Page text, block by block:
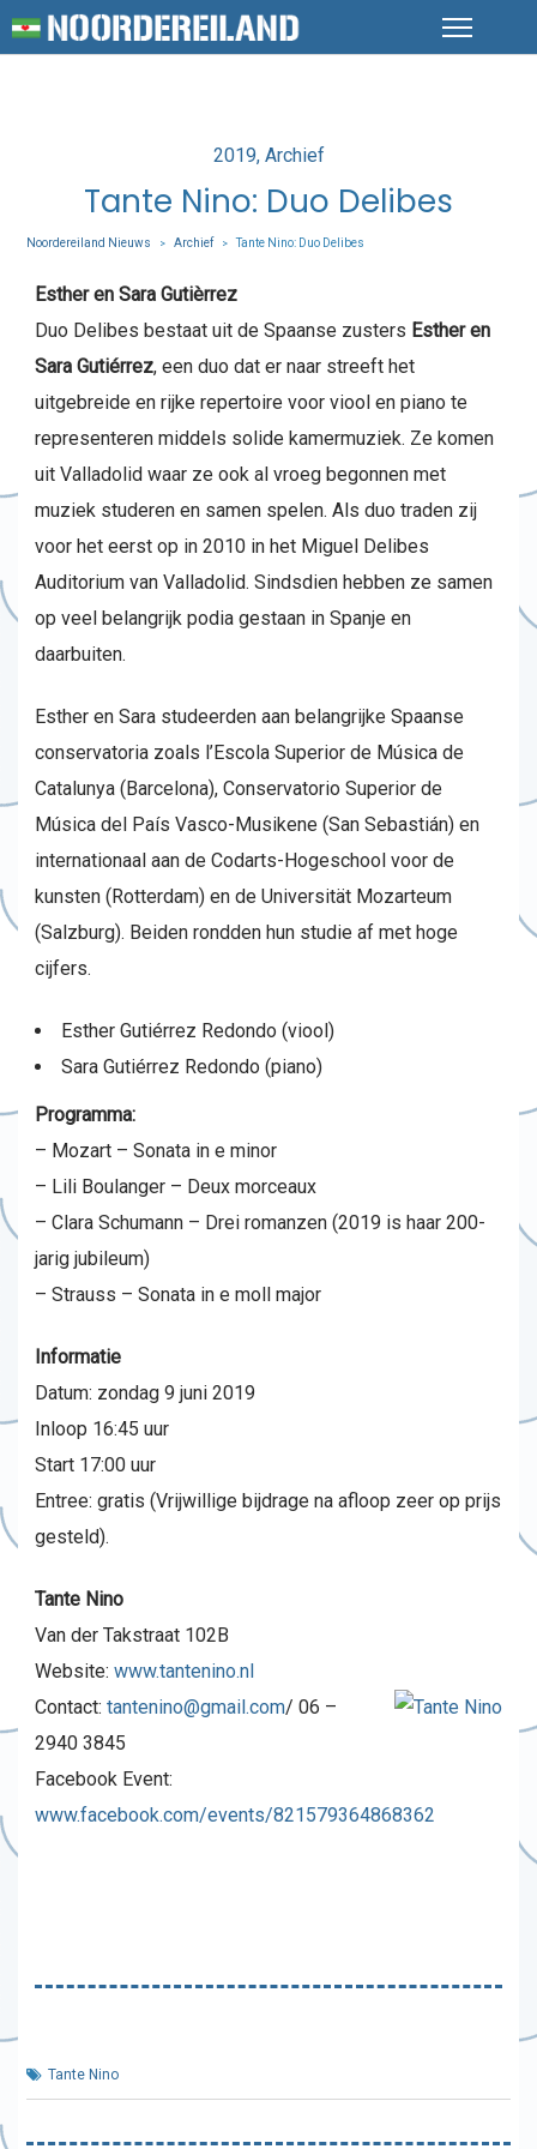
Posted
2019 Archief
Tante Nino: Duo Delibes
Noordereiland Nieuws > Archief > Tante Nino: Duo Delibes
Esther en Sara Gutièrrez
Duo Delibes bestaat uit de Spaanse zusters Esther en
Sara Gutiérrez, een duo dat er naar streeft het
uitgebreide en rijke repertoire voor viool en piano te
representeren middels solide kamermuziek. Ze komen
uit Valladolid waar ze ook al vroeg begonnen met
muziek studeren en samen spelen. Als duo traden zij
voor het eerst op in 2010 in het Miguel Delibes
Auditorium van Valladolid. Sindsdien hebben ze samen
op veel belangrijk podia gestaan in Spanje en
daarbuiten.
Esther en Sara studeerden aan belangrijke Spaanse
conservatoria zoals l’Escola Superior de Música de
Catalunya (Barcelona), Conservatorio Superior de
Música del País Vasco-Musikene (San Sebastián) en
internationaal aan de Codarts-Hogeschool voor de
kunsten (Rotterdam) en de Universität Mozarteum
(Salzburg). Beiden rondden hun studie af met hoge
cijfers.
Esther Gutiérrez Redondo (viool)
Sara Gutiérrez Redondo (piano)
Programma:
– Mozart – Sonata in e minor
– Lili Boulanger – Deux morceaux
– Clara Schumann – Drei romanzen (2019 is haar 200-
jarig jubileum)
– Strauss – Sonata in e moll major
Informatie
Datum: zondag 9 juni 2019
Inloop 16:45 uur
Start 17:00 uur
Entree: gratis (Vrijwillige bijdrage na afloop zeer op prijs
gesteld).
Tante Nino
Van der Takstraat 102B
Website: www.tantenino.nl
Contact: tantenino@gmail.com/ 06 –
2940 3845
Facebook Event:
www.facebook.com/events/821579364868362
Tante Nino